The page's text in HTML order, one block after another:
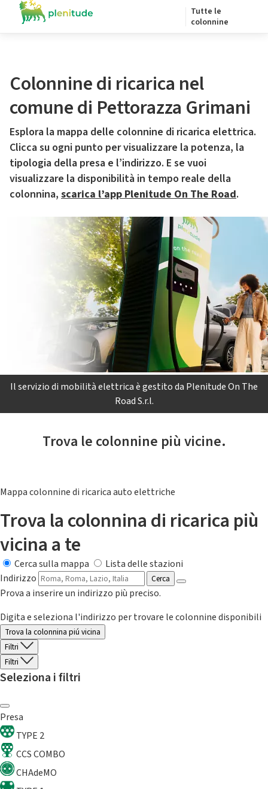
Tutte le
colonnine
Colonnine di ricarica nel
comune di Pettorazza Grimani
Esplora la mappa delle colonnine di ricarica elettrica.
Clicca su ogni punto per visualizzare la potenza, la
tipologia della presa e l’indirizzo. E se vuoi
visualizzare la disponibilità in tempo reale della
colonnina, scarica l’app Plenitude On The Road.
Il servizio di mobilità elettrica è gestito da Plenitude On The
Road S.r.l.
Trova le colonnine più vicine.
Mappa colonnine di ricarica auto elettriche
Trova la colonnina di ricarica più
vicina a te
Cerca sulla mappa
Lista delle stazioni
Indirizzo
Cerca
Prova a inserire un indirizzo più preciso.
Digita e seleziona l'indirizzo per trovare le colonnine disponibili
Trova la colonnina piú vicina
Filtri
Filtri
Seleziona i filtri
Presa
TYPE 2
CCS COMBO
CHAdeMO